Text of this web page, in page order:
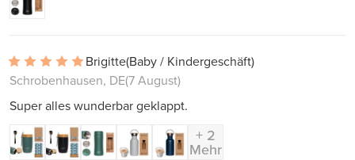
Brigitte(Baby / Kindergeschäft)
Schrobenhausen, DE(7 August)
Super alles wunderbar geklappt.
+ 2
Mehr